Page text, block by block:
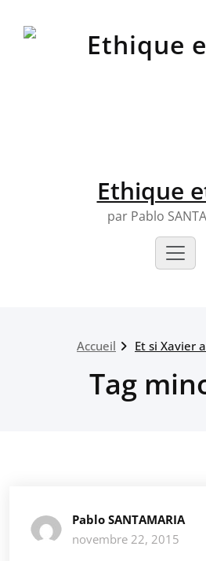
Ethique
par Pablo
Accueil Et si Xavier
Tag
Pablo SANTAMARIA
novembre 22, 2015